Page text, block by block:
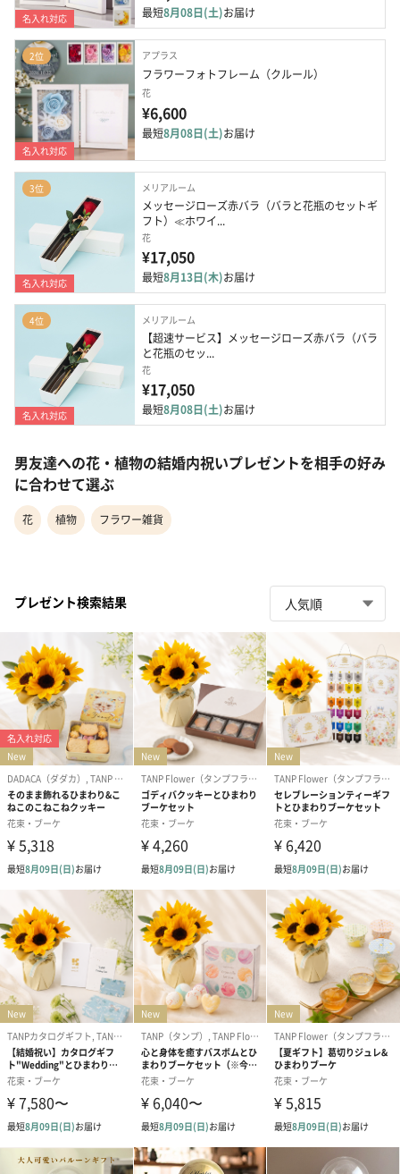
名入れ対応 最短8月08日(土)お届け
2位
名入れ対応
アプラス
フラワーフォトフレーム（クルール）
花
¥6,600
最短8月08日(土)お届け
3位
名入れ対応
メリアルーム
メッセージローズ赤バラ（バラと花瓶のセットギ
フト）≪ホワイ...
花
¥17,050
最短8月13日(木)お届け
4位
名入れ対応
メリアルーム
【超速サービス】メッセージローズ赤バラ（バラ
と花瓶のセッ...
花
¥17,050
最短8月08日(土)お届け
男友達への花・植物の結婚内祝いプレゼントを相手の好み
に合わせて選ぶ
花 植物 フラワー雑貨
プレゼント検索結果